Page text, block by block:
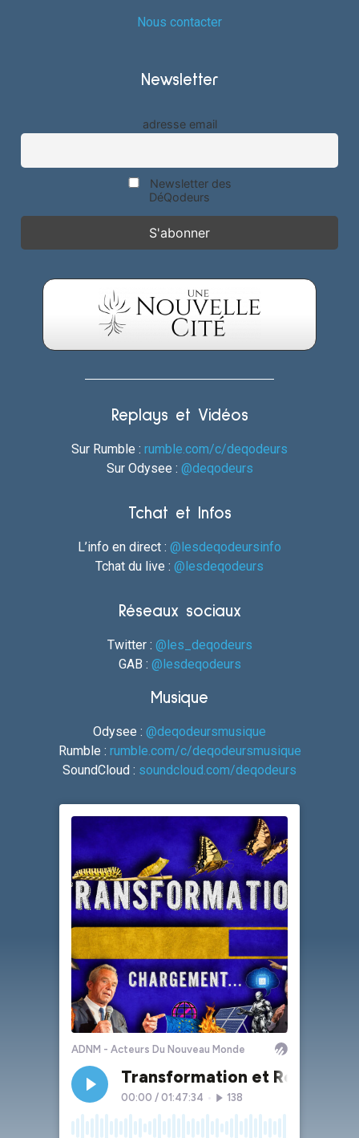
Nous contacter
Newsletter
adresse email
Newsletter des
DéQodeurs
Replays et Vidéos
Sur Rumble : rumble.com/c/deqodeurs
Sur Odysee : @deqodeurs
Tchat et Infos
L’info en direct : @lesdeqodeursinfo
Tchat du live : @lesdeqodeurs
Réseaux sociaux
Twitter : @les_deqodeurs
GAB : @lesdeqodeurs
Musique
Odysee : @deqodeursmusique
Rumble : rumble.com/c/deqodeursmusique
SoundCloud : soundcloud.com/deqodeurs